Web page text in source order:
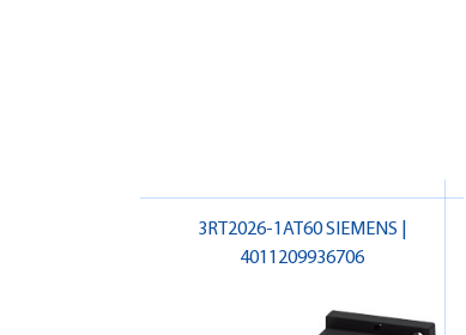
3RT2026-1AT60 SIEMENS |
4011209936706